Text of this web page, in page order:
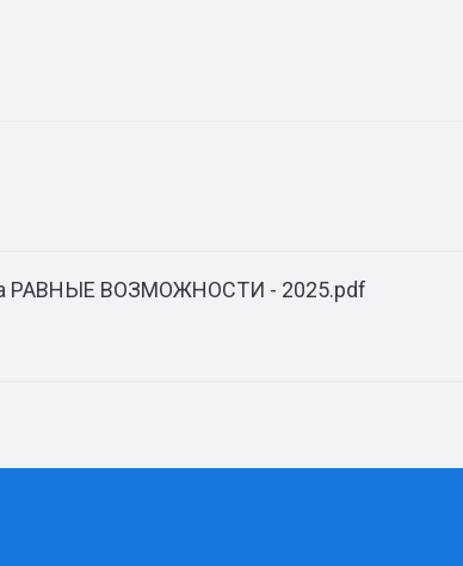
РАВНЫЕ ВОЗМОЖНОСТИ - 2025.pdf